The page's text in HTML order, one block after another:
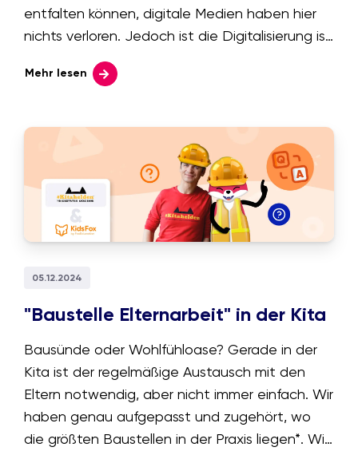
entfalten können, digitale Medien haben hier
nichts verloren. Jedoch ist die Digitalisierung ist
ein Teil unserer Welt geworden. Gerade wenn
es um die frühe Bildung geht, ruft sie aber oft
Wir sehen uns an woher sie kommen und wie
wir sie entdämonisieren können.
Mehr lesen
05.12.2024
"Baustelle Elternarbeit" in der Kita
Bausünde oder Wohlfühloase? Gerade in der
Kita ist der regelmäßige Austausch mit den
Eltern notwendig, aber nicht immer einfach. Wir
haben genau aufgepasst und zugehört, wo
die größten Baustellen in der Praxis liegen*. Wie